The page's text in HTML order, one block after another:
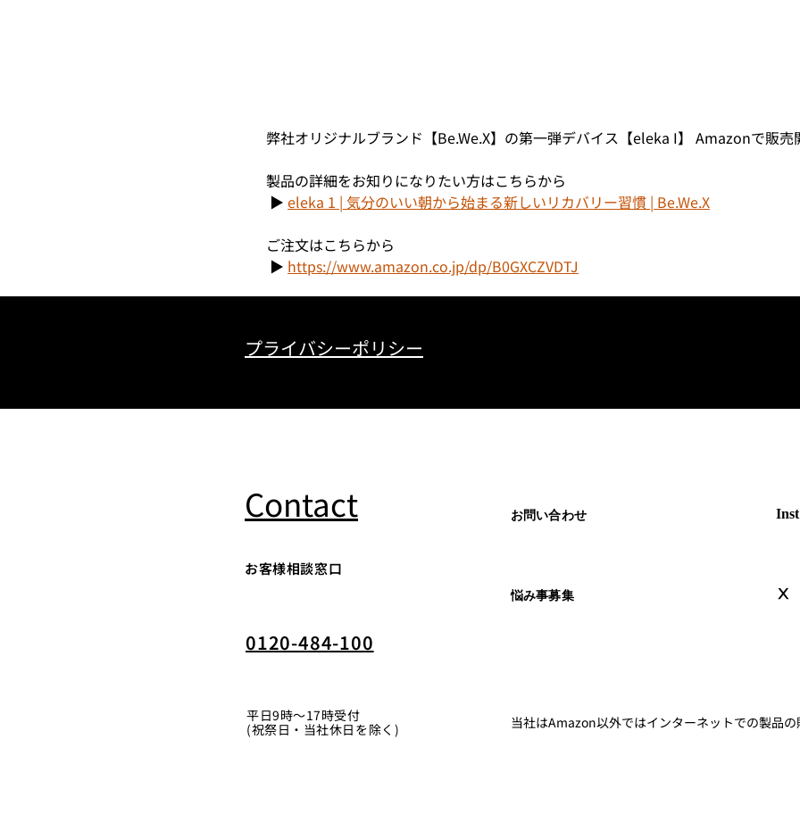
弊社オリジナルブランド【Be.We.X】の第一弾デバイス【eleka I】 Amazonで販売
製品の詳細をお知りになりたい方はこちらから
▶ eleka 1 | 気分のいい朝から始まる新しいリカバリー習慣 | Be.We.X
ご注文はこちらから
▶ https://www.amazon.co.jp/dp/B0GXCZVDTJ
プライバシーポリシー
Contact
お客様相談窓口
0120-484-100
平日9時〜17時受付
(祝祭日・当社休日を除く)
お問い合わせ
悩み事募集 Ⅹ
当社はAmazon以外ではインターネットでの製品の